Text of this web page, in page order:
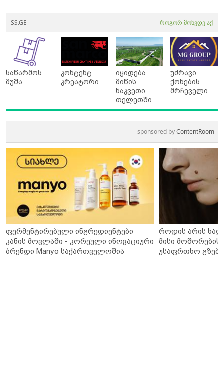
SS.GE როგორ მოხვდე აქ
საწარმოს
მუშა
კონტენტ
კრეატორი
იყიდება
მიწის
ნაკვეთი
თელეთში
უძრავი
ქონების
მრჩეველი
sponsored byContentRoom
ფერმენტირებული ინგრედიენტები
კანის მოვლაში - კორეული ინოვაციური
ბრენდი Manyo საქართველოშია
როდის არის
მისი მოშორების
უსაფრთხო გზები